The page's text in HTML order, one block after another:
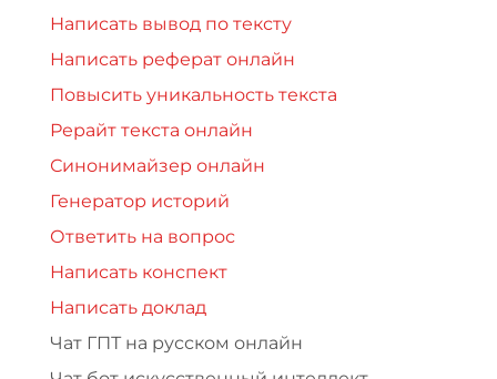
Написать вывод по тексту
Написать реферат онлайн
Повысить уникальность текста
Рерайт текста онлайн
Синонимайзер онлайн
Генератор историй
Ответить на вопрос
Написать конспект
Написать доклад
Чат ГПТ на русском онлайн